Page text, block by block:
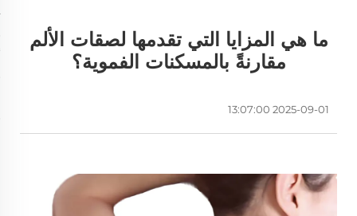
ما هي المزايا التي تقدمها لصقات الألم
مقارنةً بالمسكنات الفموية؟
2025-09-01 13:07:00